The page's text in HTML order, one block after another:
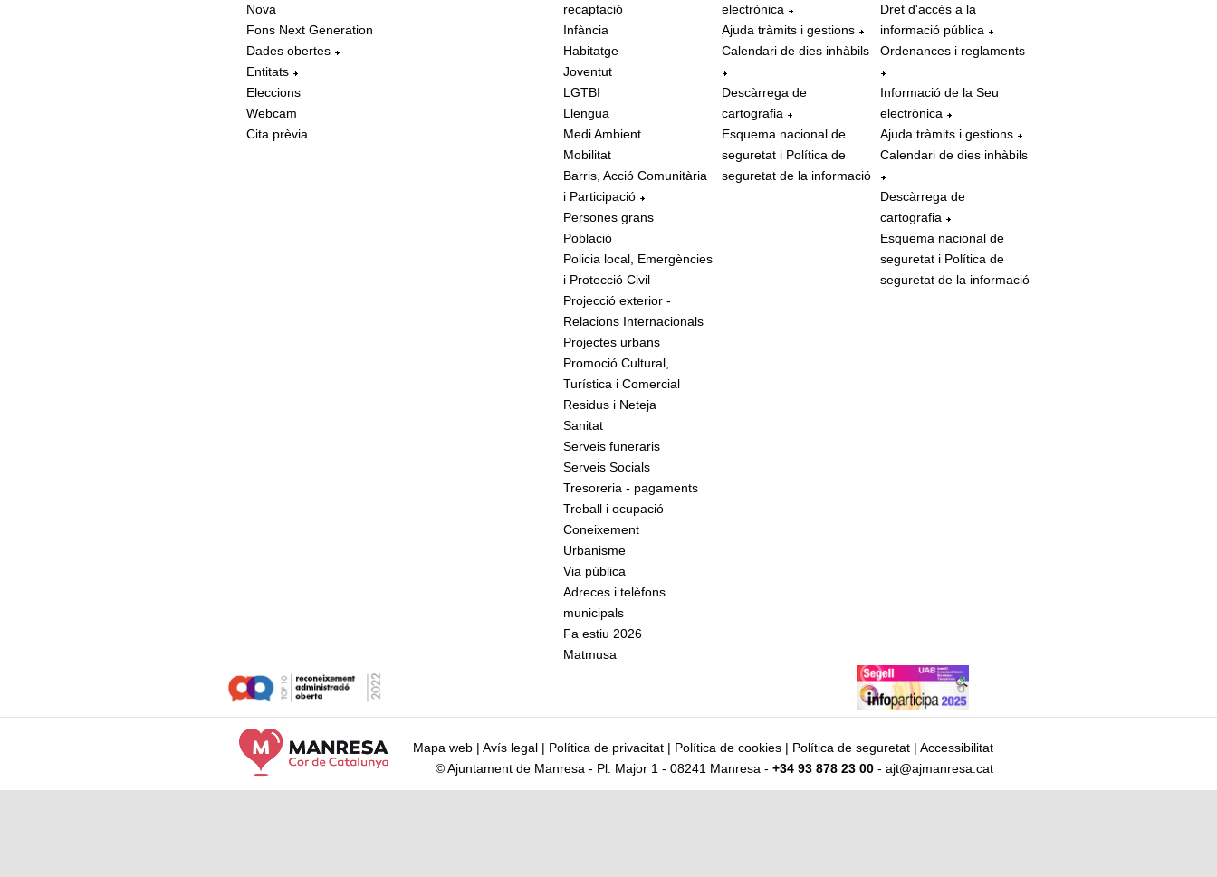
Nova
Fons Next Generation
Dades obertes
Entitats
Eleccions
Webcam
Cita prèvia
recaptació
Infància
Habitatge
Joventut
LGTBI
Llengua
Medi Ambient
Mobilitat
Barris, Acció Comunitària
i Participació
Persones grans
Població
Policia local, Emergències
i Protecció Civil
Projecció exterior -
Relacions Internacionals
Projectes urbans
Promoció Cultural,
Turística i Comercial
Residus i Neteja
Sanitat
Serveis funeraris
Serveis Socials
Tresoreria - pagaments
Treball i ocupació
Coneixement
Urbanisme
Via pública
Adreces i telèfons
municipals
Fa estiu 2026
Matmusa
electrònica
Ajuda tràmits i gestions
Calendari de dies inhàbils
Descàrrega de
cartografia
Esquema nacional de
seguretat i Política de
seguretat de la informació
Dret d'accés a la
informació pública
Ordenances i reglaments
Informació de la Seu
electrònica
Ajuda tràmits i gestions
Calendari de dies inhàbils
Descàrrega de
cartografia
Esquema nacional de
seguretat i Política de
seguretat de la informació
Mapa web | Avís legal | Política de privacitat | Política de cookies | Política de seguretat | Accessibilitat
© Ajuntament de Manresa - Pl. Major 1 - 08241 Manresa - +34 93 878 23 00 - ajt@ajmanresa.cat